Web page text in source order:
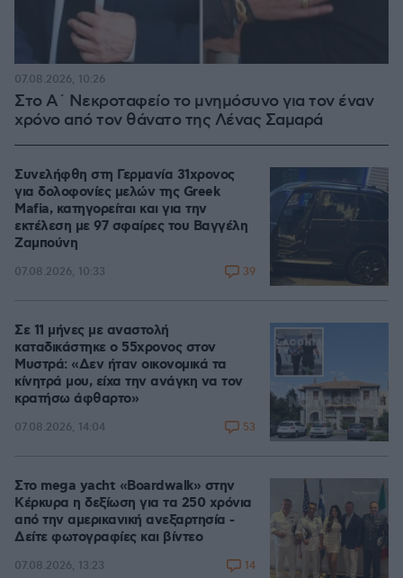
Στο Α΄ Νεκροταφείο το μνημόσυνο για τον έναν
χρόνο από τον θάνατο της Λένας Σαμαρά
07.08.2026, 10:26
Συνελήφθη στη Γερμανία 31χρονος
για δολοφονίες μελών της Greek
Mafia, κατηγορείται και για την
εκτέλεση με 97 σφαίρες του Βαγγέλη
Ζαμπούνη
07.08.2026, 10:33 39
Σε 11 μήνες με αναστολή
καταδικάστηκε ο 55χρονος στον
Μυστρά: «Δεν ήταν οικονομικά τα
κίνητρά μου, είχα την ανάγκη να τον
κρατήσω άφθαρτο»
07.08.2026, 14:04 53
Στο mega yacht «Boardwalk» στην
Κέρκυρα η δεξίωση για τα 250 χρόνια
από την αμερικανική ανεξαρτησία -
Δείτε φωτογραφίες και βίντεο
07.08.2026, 13:23 14